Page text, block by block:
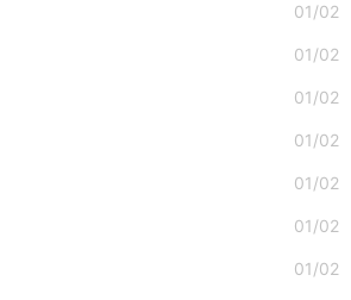
01/02
01/02
01/02
01/02
01/02
01/02
01/02